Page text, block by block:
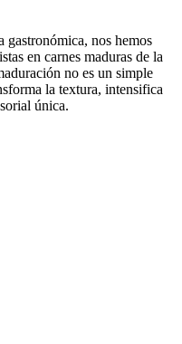
gastronómica, nos hemos
en carnes maduras de la
no es un simple
la textura, intensifica
única.